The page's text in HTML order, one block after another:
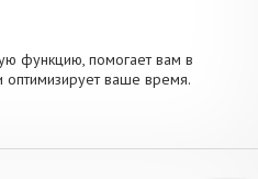
функцию, помогает вам в
ваше время.